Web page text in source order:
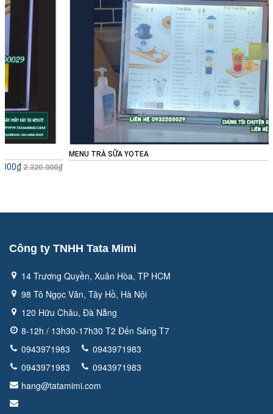
MENU TRÀ SỮA YOTEA
Công ty TNHH Tata Mimi
14 Trương Quyền, Xuân Hòa, TP HCM
98 Tô Ngọc Vân, Tây Hồ, Hà Nội
120 Hữu Châu, Đà Nẵng
8-12h / 13h30-17h30 T2 Đến Sáng T7
0943971983
0943971983
0943971983
0943971983
hang@tatamimi.com